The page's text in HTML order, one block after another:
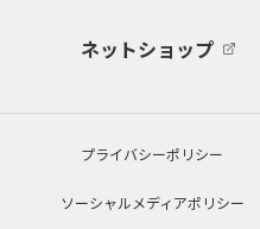
ネットショップ
プライバシーポリシー
ソーシャルメディアポリシー